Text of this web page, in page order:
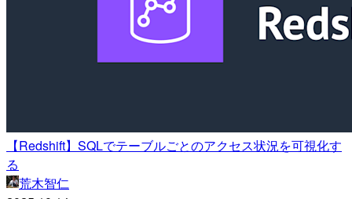
【Redshift】SQLでテーブルごとのアクセス状況を可視化す
る
荒木智仁